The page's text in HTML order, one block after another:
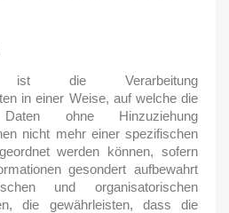
ist die Verarbeitung
in einer Weise, auf welche die
Daten ohne Hinzuziehung
nicht mehr einer spezifischen
werden können, sofern
gesondert aufbewahrt
und organisatorischen
die gewährleisten, dass die